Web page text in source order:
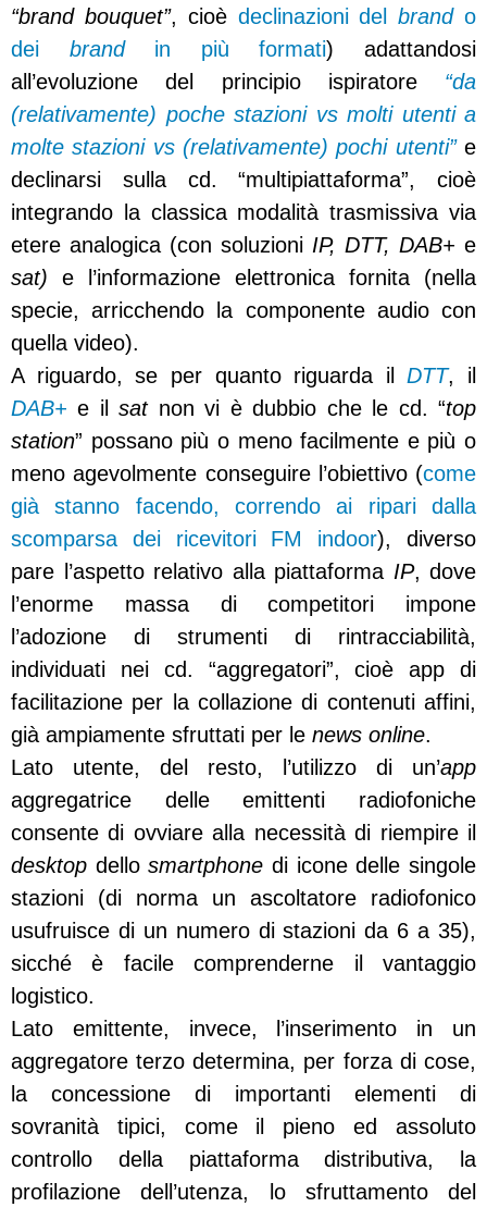
“brand bouquet”, cioè declinazioni delbrando
dei brandin più formati) adattandosi
all’evoluzione del principio ispiratore
“da
(relativamente) poche stazioni vs molti utenti a
molte stazioni vs (relativamente) pochi utenti” e
declinarsi sulla cd. “multipiattaforma”, cioè
integrando la classica modalità trasmissiva via
etere analogica (con soluzioni IP, DTT, DAB+ e
sat) e l’informazione elettronica fornita (nella
specie, arricchendo la componente audio con
quella video).
A riguardo, se per quanto riguarda ilDTT, il
DAB+ e ilsatnon vi è dubbio che le cd. “top
station” possano più o meno facilmente e più o
meno agevolmente conseguire l’obiettivo (come
già stanno facendo, correndo ai ripari dalla
scomparsa dei ricevitori FM indoor), diverso
pare l’aspetto relativo alla piattaforma IP, dove
l’enorme massa di competitori impone
l’adozione di strumenti di rintracciabilità,
individuati nei cd. “aggregatori”, cioè app di
facilitazione per la collazione di contenuti affini,
già ampiamente sfruttati per le news online.
Lato utente, del resto, l’utilizzo di un’app
aggregatrice delle emittenti radiofoniche
consente di ovviare alla necessità di riempire il
desktop dellosmartphone di icone delle singole
stazioni (di norma un ascoltatore radiofonico
usufruisce di un numero di stazioni da 6 a 35),
sicché è facile comprenderne il vantaggio
logistico.
Lato emittente, invece, l’inserimento in un
aggregatore terzo determina, per forza di cose,
la concessione di importanti elementi di
sovranità tipici, come il pieno ed assoluto
controllo della piattaforma distributiva, la
profilazione dell’utenza, lo sfruttamento del